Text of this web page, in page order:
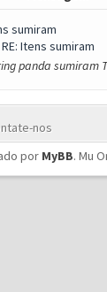
sumiram
RE: Itens sumiram
panda sumiram
nos
por MyBB.Mu